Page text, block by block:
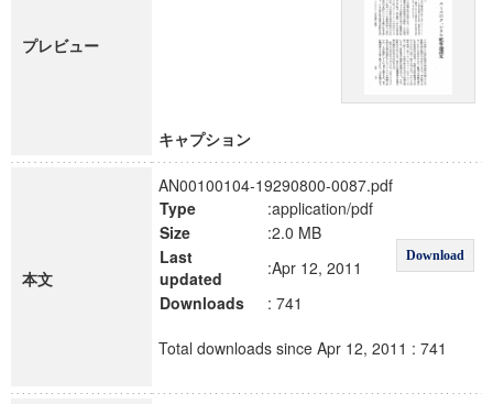
プレビュー
キャプション
本文
AN00100104-19290800-0087.pdf
Type
:application/pdf
Download
Size
:2.0 MB
Last
updated
:Apr 12, 2011
Downloads
: 741
Total downloads since Apr 12, 2011 : 741